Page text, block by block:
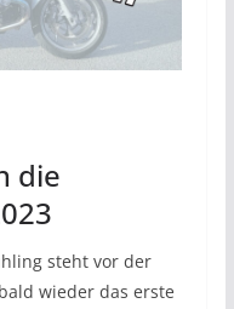
die
steht vor der
wieder das erste